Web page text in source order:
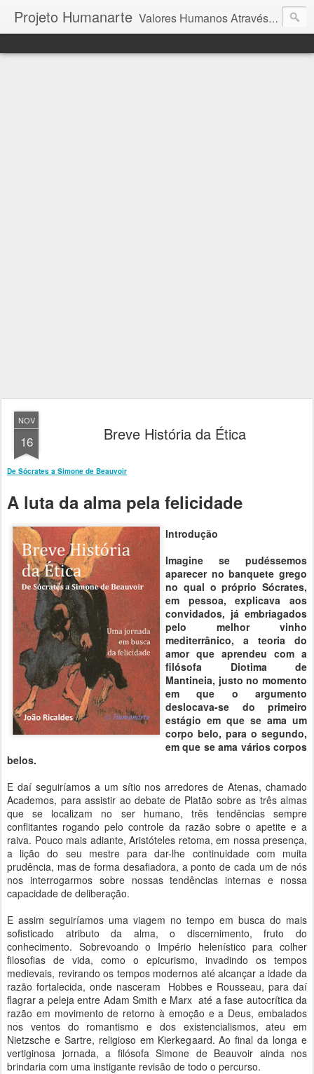
Projeto Humanarte Valores Humanos Através da Arte
NOV
16 Breve História da Ética
De Sócrates a Simone de Beauvoir
A luta da alma pela felicidade
Introdução
Imagine se pudéssemos
aparecer no banquete grego
no qual o próprio Sócrates,
em pessoa, explicava aos
convidados, já embriagados
pelo melhor vinho
mediterrânico, a teoria do
amor que aprendeu com a
filósofa Diotima de
Mantineia, justo no momento
em que o argumento
deslocava-se do primeiro
estágio em que se ama um
corpo belo, para o segundo,
em que se ama vários corpos
belos.
E daí seguiríamos a um sítio nos arredores de Atenas, chamado
Academos, para assistir ao debate de Platão sobre as três almas
que se localizam no ser humano, três tendências sempre
conflitantes rogando pelo controle da razão sobre o apetite e a
raiva. Pouco mais adiante, Aristóteles retoma, em nossa presença,
a lição do seu mestre para dar-lhe continuidade com muita
prudência, mas de forma desafiadora, a ponto de cada um de nós
nos interrogarmos sobre nossas tendências internas e nossa
capacidade de deliberação.
E assim seguiríamos uma viagem no tempo em busca do mais
sofisticado atributo da alma, o discernimento, fruto do
conhecimento. Sobrevoando o Império helenístico para colher
filosofias de vida, como o epicurismo, invadindo os tempos
medievais, revirando os tempos modernos até alcançar a idade da
razão fortalecida, onde nasceram Hobbes e Rousseau, para daí
flagrar a peleja entre Adam Smith e Marx até a fase autocrítica da
razão em movimento de retorno à emoção e a Deus, embalados
nos ventos do romantismo e dos existencialismos, ateu em
Nietzsche e Sartre, religioso em Kierkegaard. Ao final da longa e
vertiginosa jornada, a filósofa Simone de Beauvoir ainda nos
brindaria com uma instigante revisão de todo o percurso.